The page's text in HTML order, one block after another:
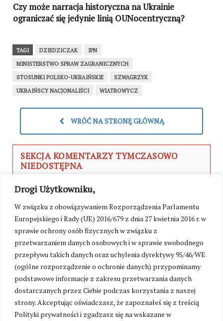
Drogi Użytkowniku,
W związku z obowiązywaniem Rozporządzenia Parlamentu
Europejskiego i Rady (UE) 2016/679 z dnia 27 kwietnia 2016 r. w
sprawie ochrony osób fizycznych w związku z
przetwarzaniem danych osobowych i w sprawie swobodnego
przepływu takich danych oraz uchylenia dyrektywy 95/46/WE
(ogólne rozporządzenie o ochronie danych) przypominamy
podstawowe informacje z zakresu przetwarzania danych
dostarczanych przez Ciebie podczas korzystania z naszej
strony. Akceptując oświadczasz, że zapoznałeś się z treścią
Polityki prywatności i zgadzasz się na wskazane w
Czy może narracja historyczna na Ukrainie
ograniczać się jedynie linią OUNocentryczną?
TAGI DZIEDZICZAK
IPN
MINISTERSTWO SPRAW ZAGRANICZNYCH
STOSUNKI POLSKO-UKRAIŃSKIE
SZWAGRZYK
UKRAIŃSCY NACJONALIŚCI
WIATROWYCZ
WRÓĆ NA STRONĘ GŁÓWNĄ
SEKCJA KOMENTARZY TYMCZASOWO
NIEDOSTĘPNA
platformy wsparcia portalu Kresy24.pl oraz walką
komentowania została czasowo zawieszona. Już
wkrótce przywrócimy sekcję komentarzy w nowej,
kulturalnej formule – jako przestrzeń dostępną
wyłącznie dla naszych stałych Czytelników i
Patronów wspierających utrzymanie redakcji.